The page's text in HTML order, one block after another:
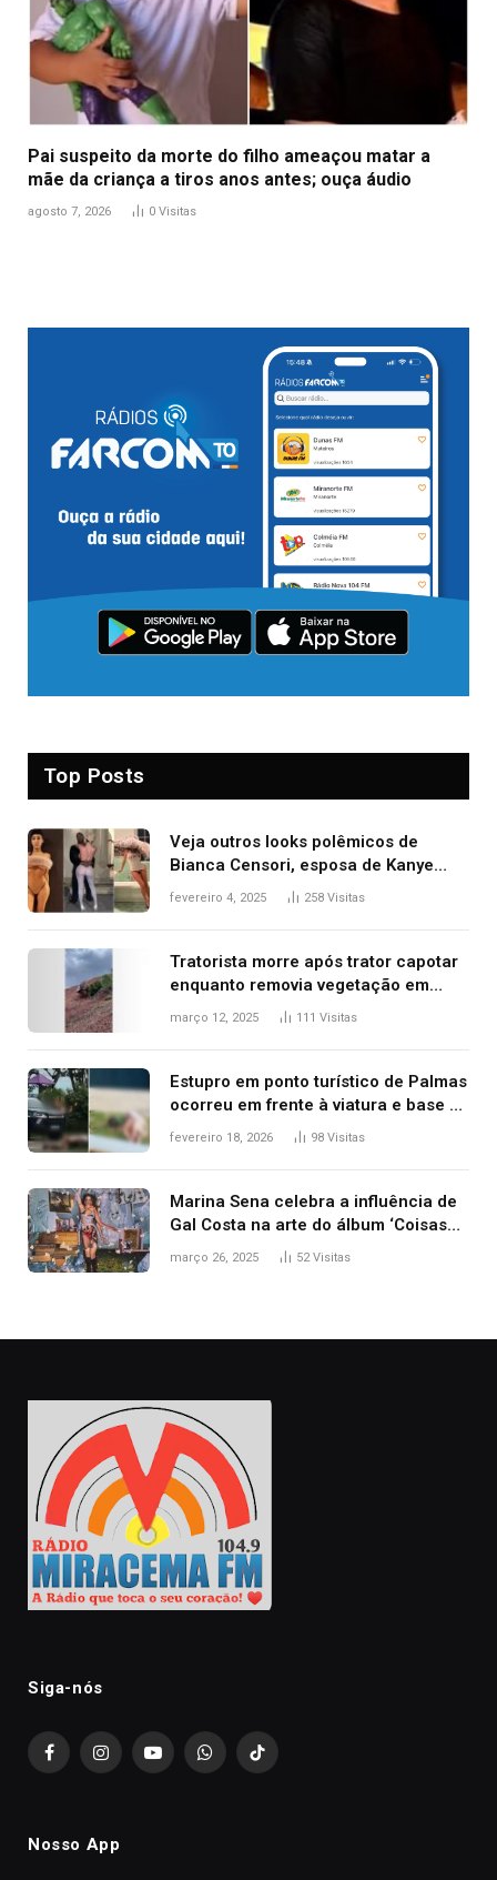
Pai suspeito da morte do filho ameaçou matar a
mãe da criança a tiros anos antes; ouça áudio
agosto 7, 2026 0 Visitas
Top Posts
Veja outros looks polêmicos de
Bianca Censori, esposa de Kanye
West que apareceu nua no Grammy
fevereiro 4, 2025 258 Visitas
Tratorista morre após trator capotar
enquanto removia vegetação em
ribanceira de rodovia
março 12, 2025 111 Visitas
Estupro em ponto turístico de Palmas
ocorreu em frente à viatura e base de
segurança; polícia investiga
fevereiro 18, 2026 98 Visitas
Marina Sena celebra a influência de
Gal Costa na arte do álbum ‘Coisas
naturais’
março 26, 2025 52Visitas
Siga-nós
FacebookInstagramYouTubeWhatsAppTikTok
Nosso App